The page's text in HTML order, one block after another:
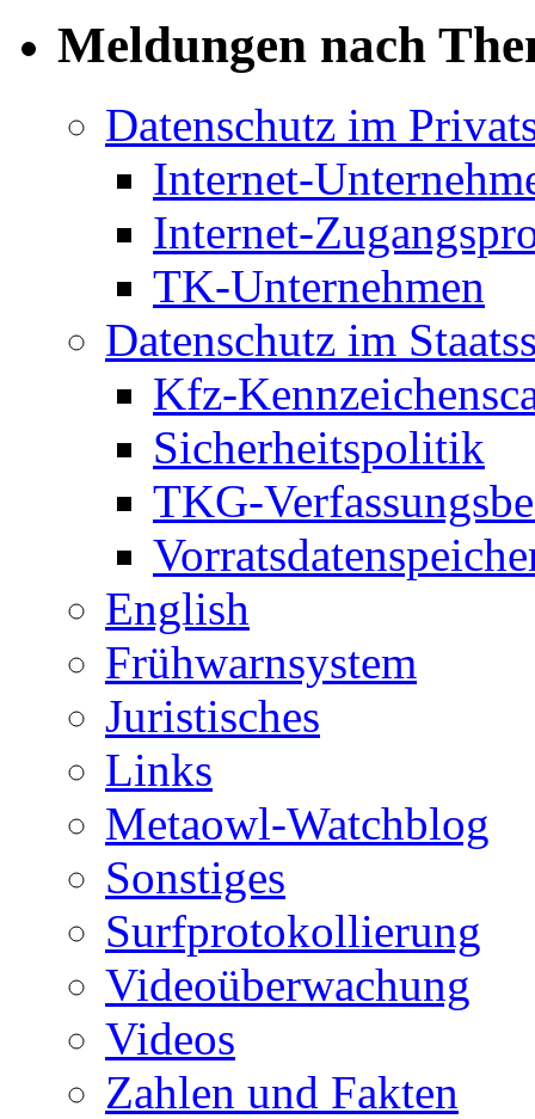
Meldungen nach
Datenschutz im
Internet-
Internet-
TK-Unternehmen
Datenschutz im
Kfz-
Sicherheitspolitik
TKG-
English
Frühwarnsystem
Juristisches
Links
Metaowl-Watchblog
Sonstiges
Surfprotokollierung
Videoüberwachung
Videos
Zahlen und Fakten